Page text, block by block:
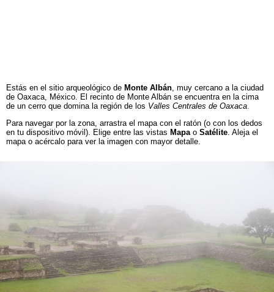
Estás en el sitio arqueológico de Monte Albán, muy cercano a la ciudad
de Oaxaca, México. El recinto de Monte Albán se encuentra en la cima
de un cerro que domina la región de los Valles Centrales de Oaxaca.
Para navegar por la zona, arrastra el mapa con el ratón (o con los dedos
en tu dispositivo móvil). Elige entre las vistas Mapao Satélite. Aleja el
mapa o acércalo para ver la imagen con mayor detalle.